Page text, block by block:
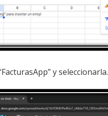
y seleccionarla.